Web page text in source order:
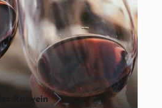
Rotwein